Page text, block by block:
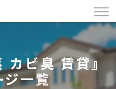
カビ臭 賃貸』
ジ一覧